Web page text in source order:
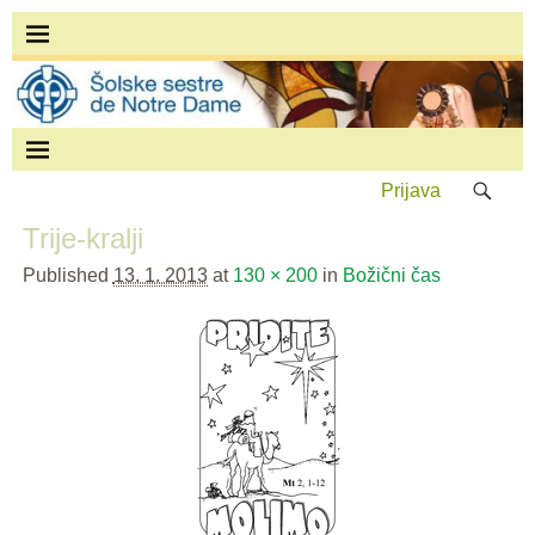
Prijava
Trije-kralji
Published 13. 1. 2013at 130 × 200in Božični čas